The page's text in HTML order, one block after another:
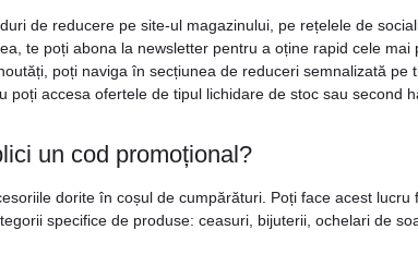
de reducere pe site-ul magazinului, pe rețelele de
te poți abona la newsletter pentru a oține rapid cele mai
poți naviga în secțiunea de reduceri semnalizată
poți accesa ofertele de tipul lichidare de stoc sau second
un cod promoțional?
dorite în coșul de cumpărături. Poți face acest
specifice de produse: ceasuri, bijuterii, ochelari de